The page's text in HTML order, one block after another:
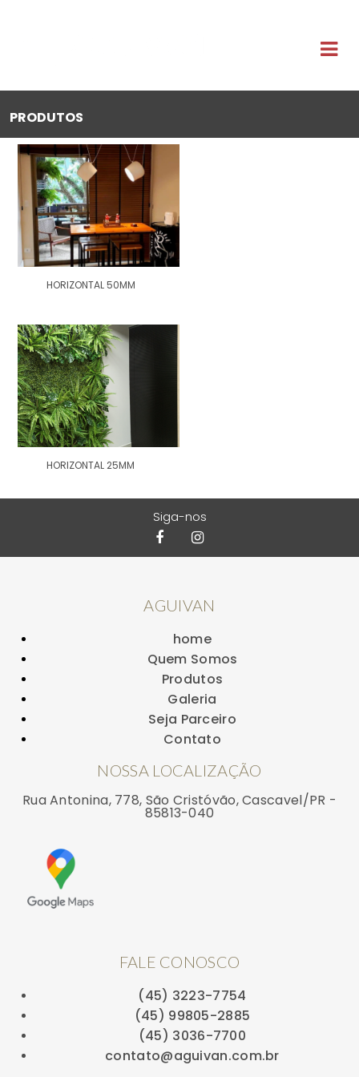
PRODUTOS
HORIZONTAL 50MM
HORIZONTAL 25MM
Siga-nos
AGUIVAN
home
Quem Somos
Produtos
Galeria
Seja Parceiro
Contato
NOSSA LOCALIZAÇÃO
Rua Antonina, 778, São Cristóvão, Cascavel/PR -
85813-040
FALE CONOSCO
(45) 3223-7754
(45) 99805-2885
(45) 3036-7700
contato@aguivan.com.br